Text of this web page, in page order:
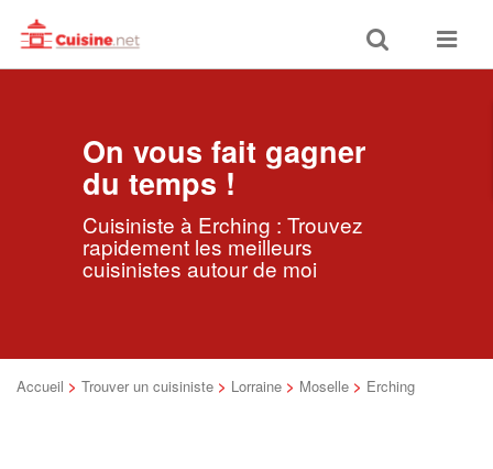
Toggle
search
Toggle
On vous fait gagner
du temps !
Cuisiniste à Erching : Trouvez
rapidement les meilleurs
cuisinistes autour de moi
Accueil > Trouver un cuisiniste > Lorraine > Moselle > Erching